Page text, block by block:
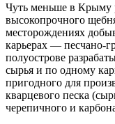
Чуть меньше в Крыму
высокопрочного
месторождениях
карьерах — песчано-
полуострове
сырья и по одному
пригодного для
кварцевого песка
черепичного и